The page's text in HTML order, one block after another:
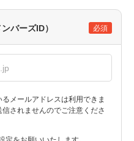
バーズID） 必須
メールアドレスは利用できま
されませんのでご注意くださ